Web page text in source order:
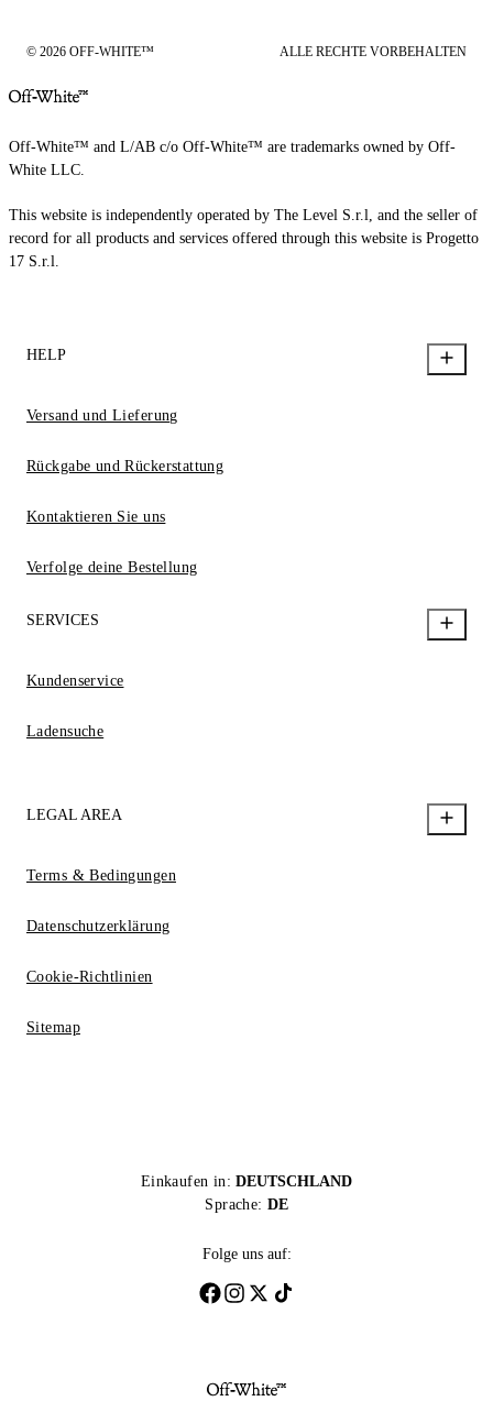
© 2026 OFF-WHITE™ ALLE RECHTE VORBEHALTEN
Off-White™ and L/AB c/o Off-White™ are trademarks owned by Off-
White LLC.
This website is independently operated by The Level S.r.l, and the seller of
record for all products and services offered through this website is Progetto
17 S.r.l.
HELP
Versand und Lieferung
Rückgabe und Rückerstattung
Kontaktieren Sie uns
Verfolge deine Bestellung
SERVICES
Kundenservice
Ladensuche
LEGAL AREA
Terms & Bedingungen
Datenschutzerklärung
Cookie-Richtlinien
Sitemap
Einkaufen in: DEUTSCHLAND
Sprache: DE
Folge uns auf: